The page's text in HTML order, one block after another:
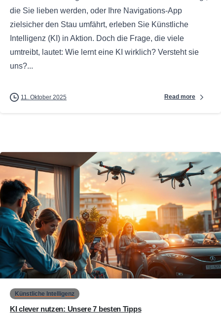
die Sie lieben werden, oder Ihre Navigations-App
zielsicher den Stau umfährt, erleben Sie Künstliche
Intelligenz (KI) in Aktion. Doch die Frage, die viele
umtreibt, lautet: Wie lernt eine KI wirklich? Versteht sie
uns?...
11. Oktober 2025 Read more
0
Künstliche Intelligenz
KI clever nutzen: Unsere 7 besten Tipps